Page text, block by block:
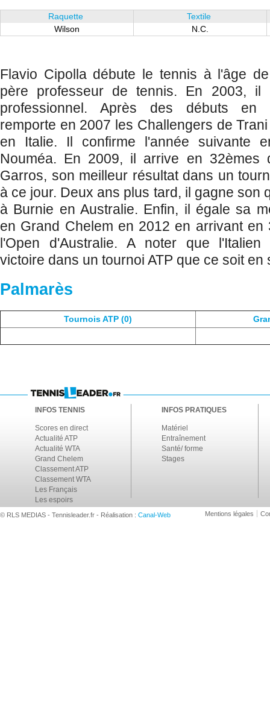
Raquette
Wilson
Textile
N.C.
Flavio Cipolla débute le tennis à l'âge
père professeur de tennis. En 2003,
professionnel. Après des débuts en
remporte en 2007 les Challengers de
en Italie. Il confirme l'année suivante
Nouméa. En 2009, il arrive en 32èmes
Garros, son meilleur résultat dans un
à ce jour. Deux ans plus tard, il gagne son
à Burnie en Australie. Enfin, il égale sa
en Grand Chelem en 2012 en arrivant en
l'Open d'Australie. A noter que
victoire dans un tournoi ATP que ce soit en
Palmarès
Tournois ATP (0)
INFOS TENNIS
Scores en direct
Actualité ATP
Actualité WTA
Grand Chelem
Classement ATP
Classement WTA
Les Français
Les espoirs
INFOS PRATIQUES
Matériel
Entraînement
Santé/ forme
Stages
© RLS MEDIAS - Tennisleader.fr - Réalisation : Canal-Web Mentions légales